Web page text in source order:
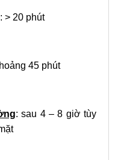
: > 20 phút
45 phút
: sau 4 – 8 giờ tùy